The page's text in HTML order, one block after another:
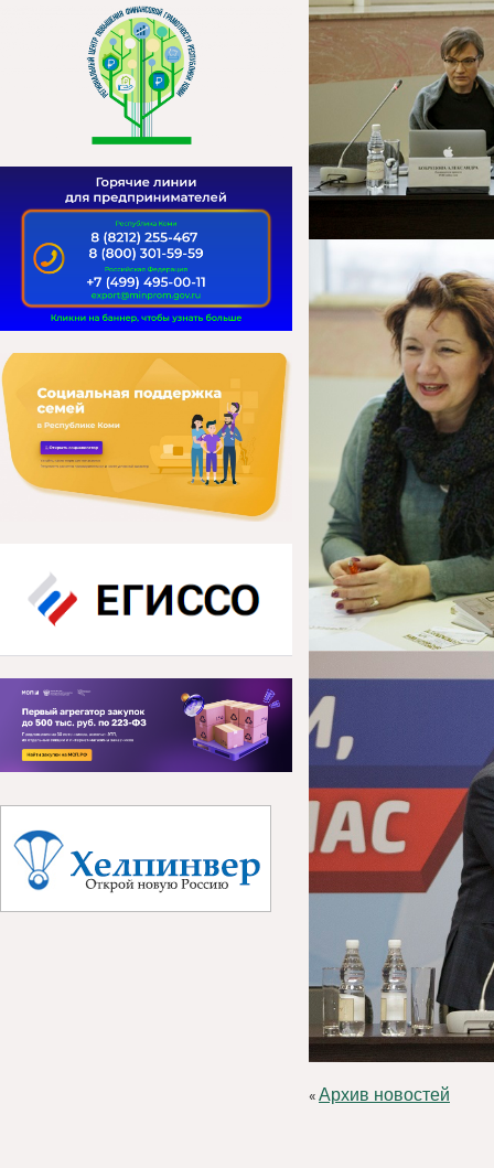
«Архив новостей